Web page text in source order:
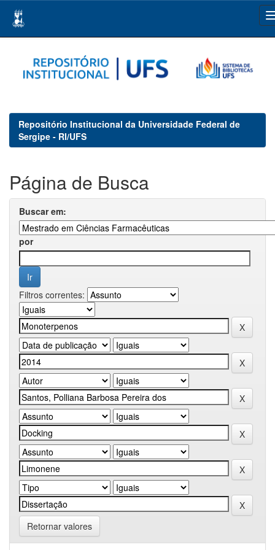
navigation
Repositório Institucional da Universidade Federal de
Sergipe - RI/UFS
Página de Busca
Buscar em:
por
Filtros correntes:
Retornar valores